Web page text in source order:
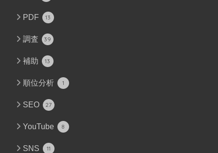
PDF 13
調査 39
補助 13
順位分析 1
SEO 27
YouTube 8
SNS 11